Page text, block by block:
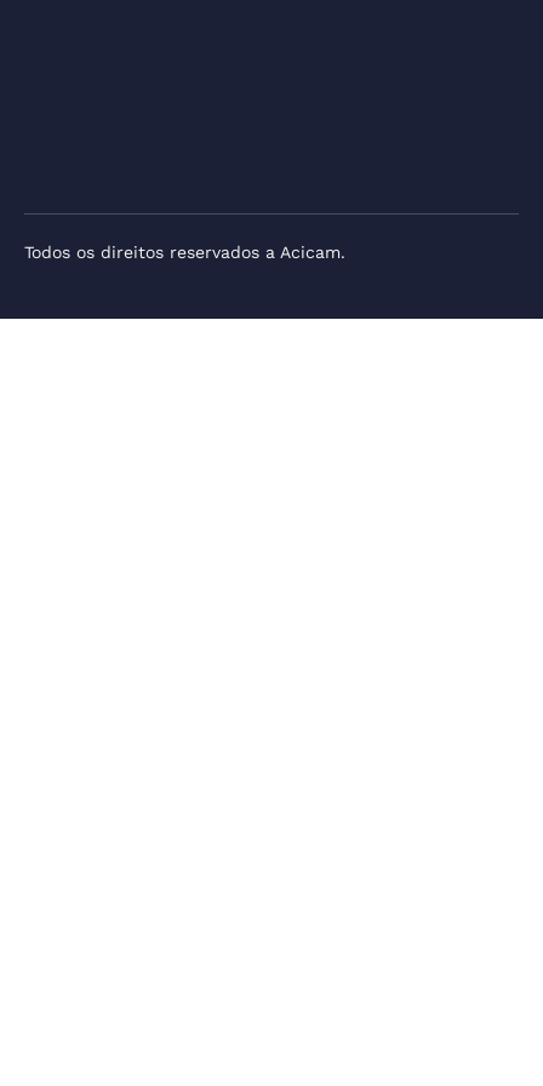
Todos os direitos reservados a Acicam.